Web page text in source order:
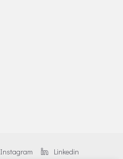
Instagram Linkedin